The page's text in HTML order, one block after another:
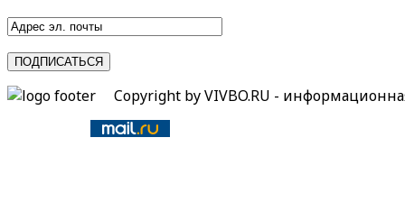
Copyright by VIVBO.RU -